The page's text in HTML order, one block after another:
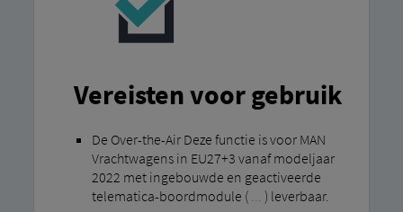
Vereisten voor gebruik
De Over-the-Air Deze functie is voor MAN
Vrachtwagens in EU27+3 vanaf modeljaar
2022 met ingebouwde en geactiveerde
telematica-boordmodule ( ... ) leverbaar.